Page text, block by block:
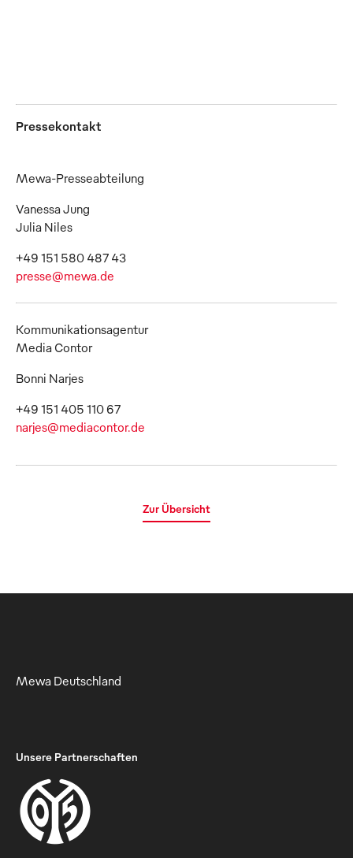
Pressekontakt
Mewa-Presseabteilung
Vanessa Jung
Julia Niles
presse@mewa.de
Kommunikationsagentur
Media Contor
Bonni Narjes
narjes@mediacontor.de
Zur Übersicht
Mewa Deutschland
Unsere Partnerschaften